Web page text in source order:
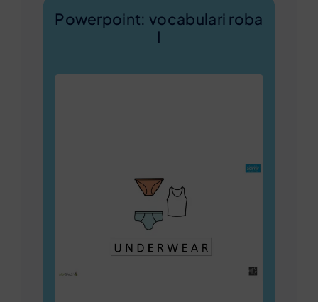
Powerpoint: vocabulari roba
I